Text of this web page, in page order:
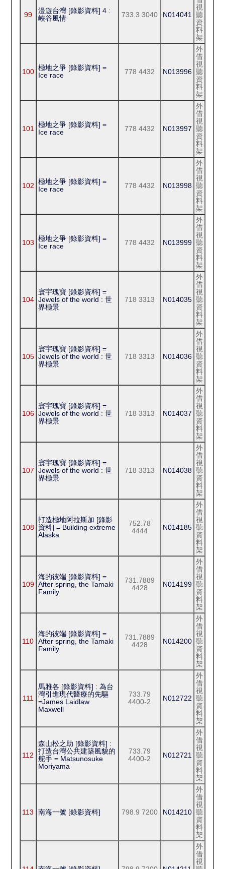
99
漫遊台灣 [錄影資料] 4 :
峽谷風情
733.3 3040 N014041
視
聽
資
料
架
100 極地之爭 [錄影資料] =
Ice race
778 4432 N013996
外
借
視
聽
資
料
架
101
極地之爭 [錄影資料] =
Ice race
778 4432 N013997
外
借
視
聽
資
料
架
102 極地之爭 [錄影資料] =
Ice race
778 4432 N013998
外
借
視
聽
資
料
架
103 極地之爭 [錄影資料] =
Ice race
778 4432 N013999
外
借
視
聽
資
料
架
104
寰宇瑰寶 [錄影資料] =
Jewels of the world : 世
界極景
718 3313 N014035
外
借
視
聽
資
料
架
105
寰宇瑰寶 [錄影資料] =
Jewels of the world : 世
界極景
718 3313 N014036
外
借
視
聽
資
料
架
106
寰宇瑰寶 [錄影資料] =
Jewels of the world : 世
界極景
718 3313 N014037
外
借
視
聽
資
料
架
107
寰宇瑰寶 [錄影資料] =
Jewels of the world : 世
界極景
718 3313 N014038
外
借
視
聽
資
料
架
108
打造極地阿拉斯加 [錄影
資料] = Building extreme
Alaska
752.78
4444
N014185
外
借
視
聽
資
料
架
109
海的彼端 [錄影資料] =
After spring, the Tamaki
Family
731.7889
4428
N014199
外
借
視
聽
資
料
架
110
海的彼端 [錄影資料] =
After spring, the Tamaki
Family
731.7889
4428
N014200
外
借
視
聽
資
料
架
111
馬雅各 [錄影資料] : 為台
灣引進現代醫療的先驅
=James Laidlaw
Maxwell
733.79
4400-2
N012722
外
借
視
聽
資
料
架
112
森山松之助 [錄影資料] :
打造台灣公共建築風貌的
舵手 = Matsunosuke
Moriyama
733.79
4400-2
N012721
外
借
視
聽
資
料
架
113 南海一號 [錄影資料] 798.9 7200 N014210
外
借
視
聽
資
料
架
外
借
視